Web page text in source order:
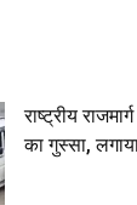
पथ संचलन, 5 July
: मझौलिया में 1.24
गिरफ्तार, 4 July 2026
राष्ट्रीय
का गुस्सा,